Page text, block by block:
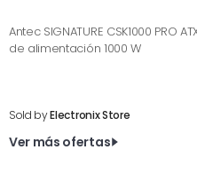
Antec SIGNATURE CSK1000 PRO
de alimentación 1000 W
Sold byElectronix Store
Ver más ofertas